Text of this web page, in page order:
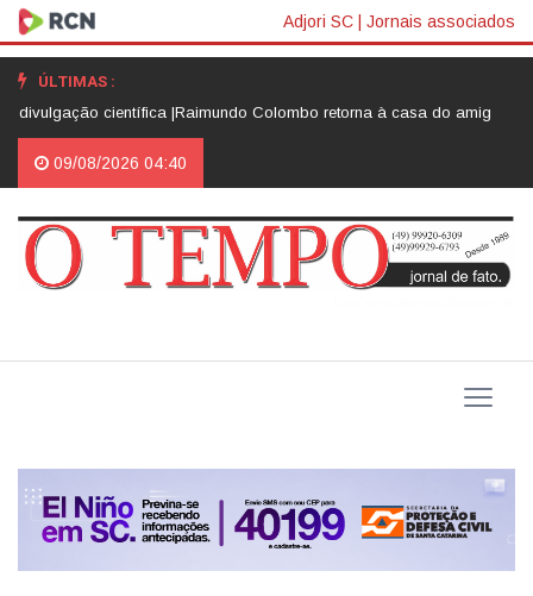
Adjori SC | Jornais associados
ÚLTIMAS :
científica |Raimundo Colombo retorna à casa do amigo Neri Luiz
09/08/2026 04:40